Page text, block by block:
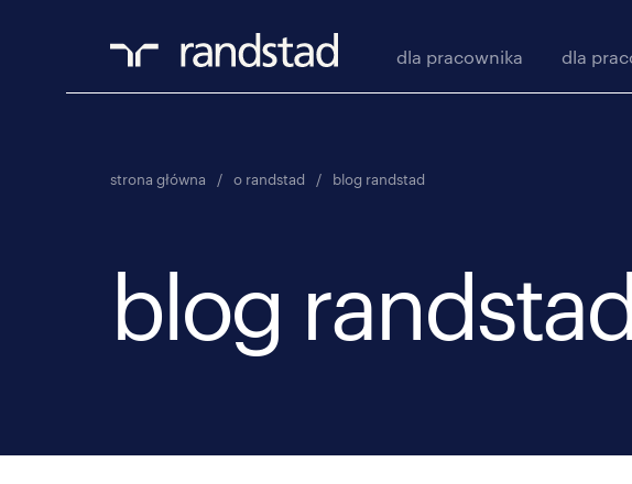
dla pracownika dla
strona główna / o randstad / blog randstad
blog